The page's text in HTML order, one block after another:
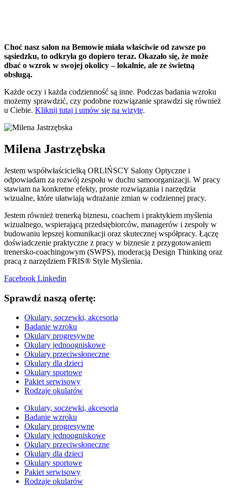
Choć nasz salon na Bemowie miała właściwie od zawsze po
sąsiedzku, to odkryła go dopiero teraz. Okazało się, że może
dbać o wzrok w swojej okolicy – lokalnie, ale ze świetną
obsługą.
Każde oczy i każda codzienność są inne. Podczas badania wzroku
możemy sprawdzić, czy podobne rozwiązanie sprawdzi się również
u Ciebie. Kliknij tutaj i umów się na wizytę.
Milena Jastrzębska
Jestem współwłaścicielką ORLIŃSCY Salony Optyczne i
odpowiadam za rozwój zespołu w duchu samoorganizacji. W pracy
stawiam na konkretne efekty, proste rozwiązania i narzędzia
wizualne, które ułatwiają wdrażanie zmian w codziennej pracy.
Jestem również trenerką biznesu, coachem i praktykiem myślenia
wizualnego, wspierającą przedsiębiorców, managerów i zespoły w
budowaniu lepszej komunikacji oraz skutecznej współpracy. Łączę
doświadczenie praktyczne z pracy w biznesie z przygotowaniem
trenersko-coachingowym (SWPS), moderacją Design Thinking oraz
pracą z narzędziem FRIS® Style Myślenia.
Facebook Linkedin
Sprawdź naszą ofertę:
Okulary, soczewki, akcesoria
Badanie wzroku
Okulary progresywne
Okulary jednoogniskowe
Okulary przeciwsłoneczne
Okulary dla dzieci
Okulary sportowe
Pakiet serwisowy
Rodzaje okularów
Okulary, soczewki, akcesoria
Badanie wzroku
Okulary progresywne
Okulary jednoogniskowe
Okulary przeciwsłoneczne
Okulary dla dzieci
Okulary sportowe
Pakiet serwisowy
Rodzaje okularów